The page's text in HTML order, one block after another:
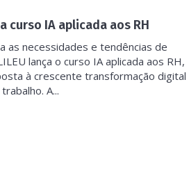
curso IA aplicada aos RH
as necessidades e tendências de
lança o curso IA aplicada aos RH,
à crescente transformação digital
A...